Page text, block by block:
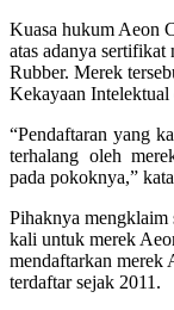
Kuasa hukum Aeon
atas adanya
Rubber. Merek
Kekayaan
“Pendaftaran yang
terhalang oleh
pada pokoknya,”
Pihaknya mengklaim
kali untuk merek
mendaftarkan merek
terdaftar sejak 2011.